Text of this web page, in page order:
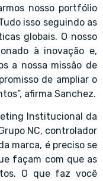
nosso portfólio
isso seguindo as
globais. O nosso
à inovação e,
a nossa missão de
de ampliar o
afirma Sanchez.
Institucional da
NC, controlador
marca, é preciso se
façam com que as
O que faz você